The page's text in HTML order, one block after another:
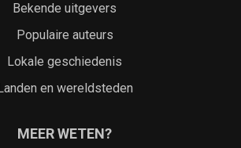
Bekende uitgevers
Populaire auteurs
Lokale geschiedenis
Landen en wereldsteden
MEER WETEN?